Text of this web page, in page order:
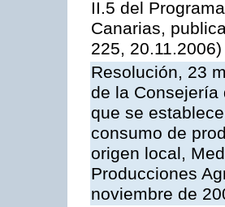
II.5 del
Canarias,
225, 20.11.2006)
Resolución, 23
de la Consejería
que se
consumo de
origen local,
Producciones
noviembre de